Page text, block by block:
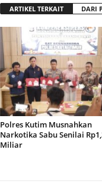
ARTIKEL TERKAIT DARI
Polres Kutim Musnahkan
Narkotika Sabu Senilai
Miliar